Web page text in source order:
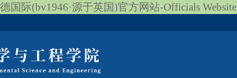
国际(bv1946·源于英国)官方网站-Officials Website